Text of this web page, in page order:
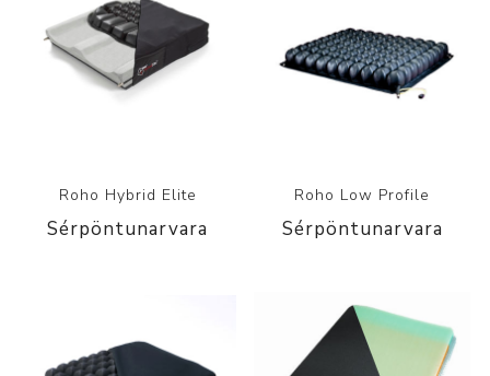
Roho Hybrid Elite
Sérpöntunarvara
Roho Low Profile
Sérpöntunarvara